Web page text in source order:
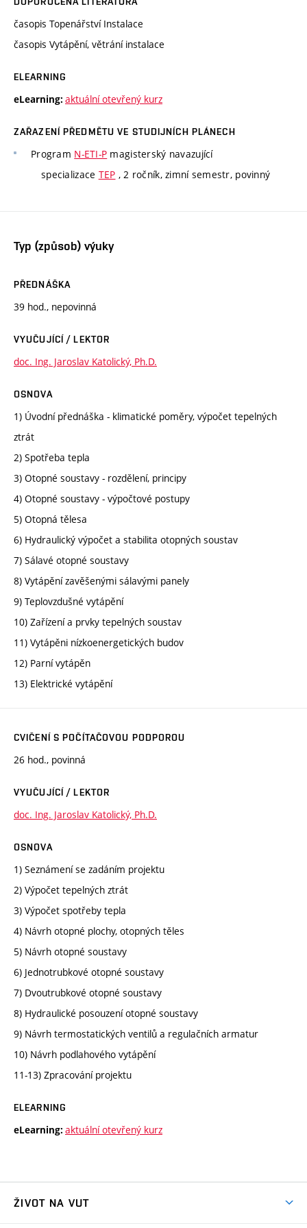
časopis Topenářství Instalace
časopis Vytápění, větrání instalace
ELEARNING
eLearning: aktuální otevřený kurz
ZAŘAZENÍ PŘEDMĚTU VE STUDIJNÍCH PLÁNECH
Program N-ETI-P magisterský navazující
specializace TEP , 2 ročník, zimní semestr, povinný
Typ (způsob) výuky
PŘEDNÁŠKA
39 hod., nepovinná
VYUČUJÍCÍ / LEKTOR
doc. Ing. Jaroslav Katolický, Ph.D.
OSNOVA
1) Úvodní přednáška - klimatické poměry, výpočet tepelných
ztrát
2) Spotřeba tepla
3) Otopné soustavy - rozdělení, principy
4) Otopné soustavy - výpočtové postupy
5) Otopná tělesa
6) Hydraulický výpočet a stabilita otopných soustav
7) Sálavé otopné soustavy
8) Vytápění zavěšenými sálavými panely
9) Teplovzdušné vytápění
10) Zařízení a prvky tepelných soustav
11) Vytápěni nízkoenergetických budov
12) Parní vytápěn
13) Elektrické vytápění
CVIČENÍ S POČÍTAČOVOU PODPOROU
26 hod., povinná
VYUČUJÍCÍ / LEKTOR
doc. Ing. Jaroslav Katolický, Ph.D.
OSNOVA
1) Seznámení se zadáním projektu
2) Výpočet tepelných ztrát
3) Výpočet spotřeby tepla
4) Návrh otopné plochy, otopných těles
5) Návrh otopné soustavy
6) Jednotrubkové otopné soustavy
7) Dvoutrubkové otopné soustavy
8) Hydraulické posouzení otopné soustavy
9) Návrh termostatických ventilů a regulačních armatur
10) Návrh podlahového vytápění
11-13) Zpracování projektu
ELEARNING
eLearning: aktuální otevřený kurz
ŽIVOT NA VUT